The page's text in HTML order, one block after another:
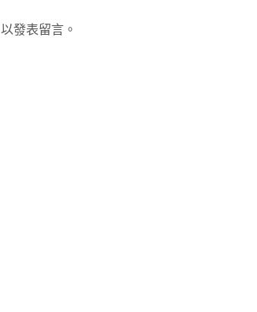
以發表留言。